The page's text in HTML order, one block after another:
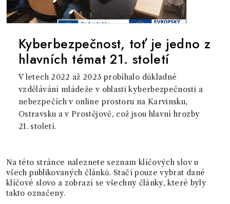
Kyberbezpečnost, toť je jedno z
hlavních témat 21. století
V letech 2022 až 2023 probíhalo důkladné
vzdělávání mládeže v oblasti kyberbezpečnosti a
nebezpečích v online prostoru na Karvinsku,
Ostravsku a v Prostějově, což jsou hlavní hrozby
21. století.
Na této stránce naleznete seznam klíčových slov u
všech publikovaných článků. Stačí pouze vybrat dané
klíčové slovo a zobrazí se všechny články, které byly
takto označeny.